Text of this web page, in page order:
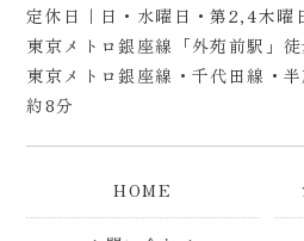
定休日｜日・水曜日・第2,4木曜
東京メトロ銀座線「外苑前駅」
東京メトロ銀座線・千代田線・
約8分
HOME